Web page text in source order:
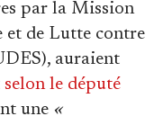
par la Mission
et de Lutte contre
auraient
selon le député
une «